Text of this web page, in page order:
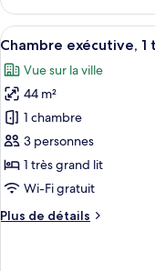
très
grand
lit,
en
coin
(Nile
View)
Chambre
exécutive,
1
grand
lit,
en
coin
(Nile
View)
Afficher
toutes
les
photos
pour
ce
type
de
chambre :
Chambre
6
Chambre exécutive, 1
Vue sur la ville
44 m²
1 chambre
3 personnes
1 très grand lit
Wi-Fi gratuit
Plus de détails
Plus